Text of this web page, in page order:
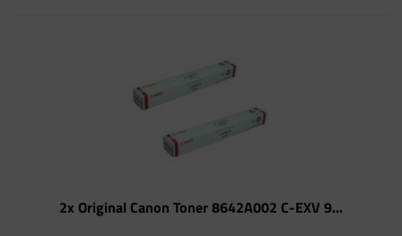
2x Original Canon Toner 8642A002 C-EXV 9...